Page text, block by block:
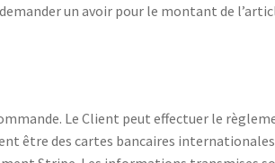
un avoir pour le montant de
Le Client peut effectuer le
être des cartes bancaires